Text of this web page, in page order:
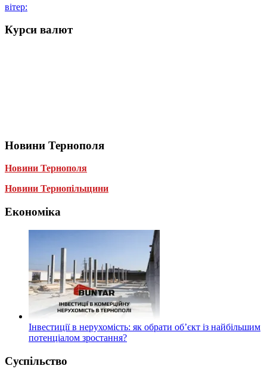
вітер:
Курси валют
Новини Тернополя
Новини Тернополя
Новини Тернопільщини
Економіка
Інвестиції в нерухомість: як обрати об’єкт із найбільшим
потенціалом зростання?
Суспільство